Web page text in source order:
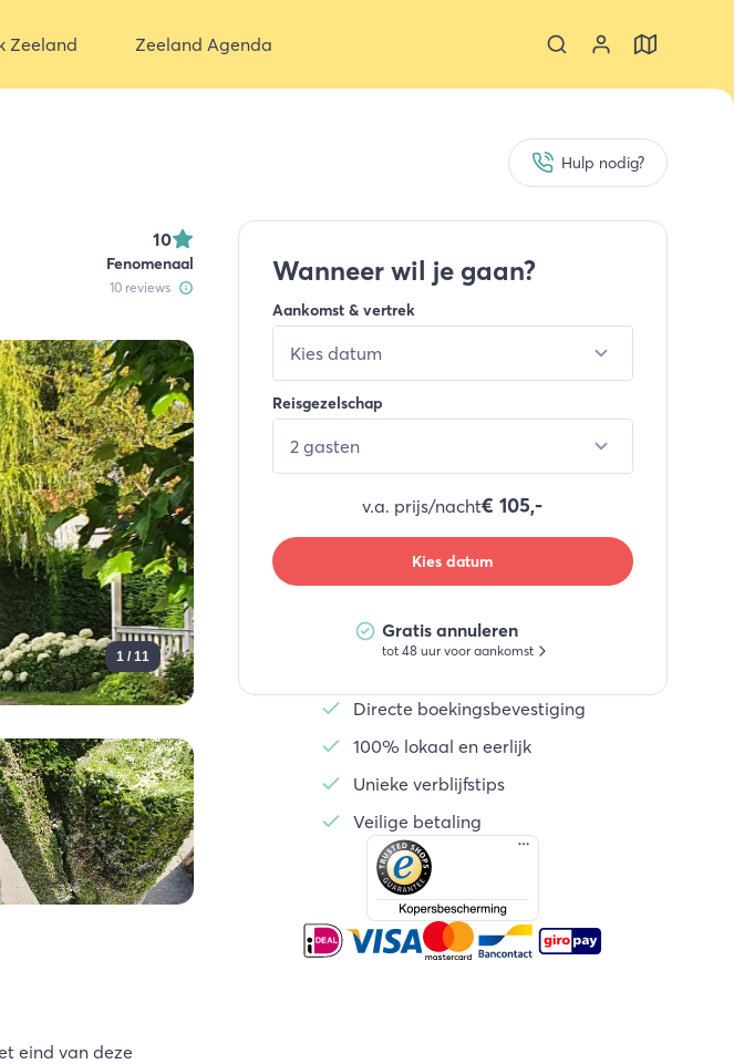
Zeeland Zeeland Agenda
Hulp nodig?
10
Fenomenaal
10reviews
1 / 11
eind van deze
Wanneer wil je gaan?
Aankomst & vertrek
Kies datum
Reisgezelschap
2 gasten
v.a. prijs/nacht€105,-
Kies datum
Gratis annuleren
tot 48 uur voor aankomst
Directe boekingsbevestiging
100% lokaal en eerlijk
Unieke verblijfstips
Veilige betaling